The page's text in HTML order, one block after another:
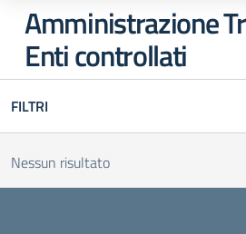
Amministrazione
Enti controllati
FILTRI
Nessun risultato